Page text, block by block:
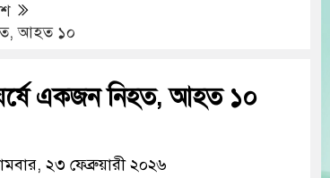
আহত ১০
একজন নিহত, আহত ১০
২৩ ফেব্রুয়ারী ২০২৬